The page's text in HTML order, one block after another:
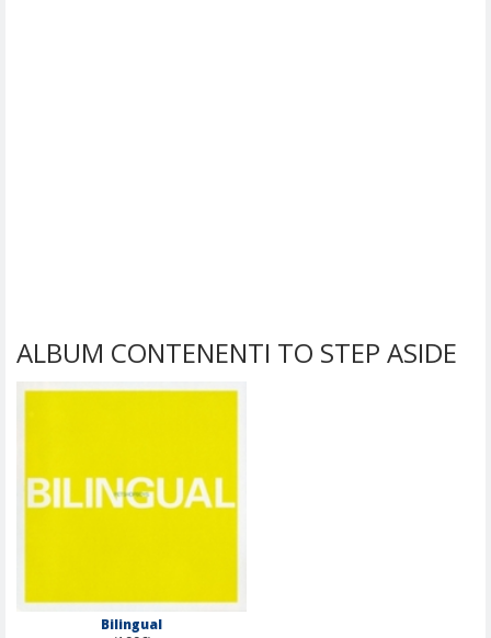
ALBUM CONTENENTI TO STEP ASIDE
Bilingual